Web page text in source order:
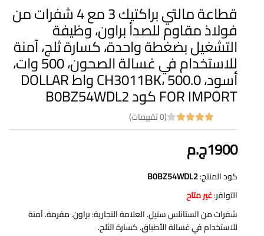
قطاعة مالتي براكتيك 3 مع 4 شفرات من
فولاذ مقاوم للصدأ براون، وظيفة
التشغيل بضغطة واحدة، كسارة ثلج، آمنة
للاستخدام في غسالة الصحون، 500 وات،
أسود، CH3011BK، 500.0 واط DOLLAR
FOR IMPORT كود B0BZ54WDL2
(0 تقييمات)
1900ج.م
كود المنتج:B0BZ54WDL2
التوافر:غير متاح
شفرات من الستانلس ستيل. العلامة التجارية: براون. مفرمة. آمنة
للاستخدام في غسالة الأطباق. كسارة الثلج.